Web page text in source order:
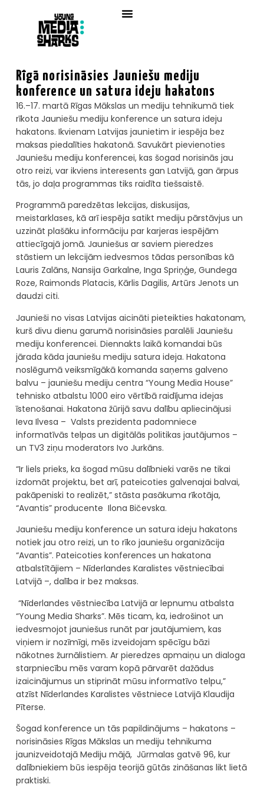
Rīgā norisināsies Jauniešu mediju
konference un satura ideju hakatons
16.–17. martā Rīgas Mākslas un mediju tehnikumā tiek
rīkota Jauniešu mediju konference un satura ideju
hakatons. Ikvienam Latvijas jaunietim ir iespēja bez
maksas piedalīties hakatonā. Savukārt pievienoties
Jauniešu mediju konferencei, kas šogad norisinās jau
otro reizi, var ikviens interesents gan Latvijā, gan ārpus
tās, jo daļa programmas tiks raidīta tiešsaistē.
Programmā paredzētas lekcijas, diskusijas,
meistarklases, kā arī iespēja satikt mediju pārstāvjus un
uzzināt plašāku informāciju par karjeras iespējām
attiecīgajā jomā. Jauniešus ar saviem pieredzes
stāstiem un lekcijām iedvesmos tādas personības kā
Lauris Zalāns, Nansija Garkalne, Inga Spriņģe, Gundega
Roze, Raimonds Platacis, Kārlis Dagilis, Artūrs Jenots un
daudzi citi.
Jaunieši no visas Latvijas aicināti pieteikties hakatonam,
kurš divu dienu garumā norisināsies paralēli Jauniešu
mediju konferencei. Diennakts laikā komandai būs
jārada kāda jauniešu mediju satura ideja. Hakatona
noslēgumā veiksmīgākā komanda saņems galveno
balvu – jauniešu mediju centra “Young Media House”
tehnisko atbalstu 1000 eiro vērtībā raidījuma idejas
īstenošanai. Hakatona žūrijā savu dalību apliecinājusi
Ieva Ilvesa – Valsts prezidenta padomniece
informatīvās telpas un digitālās politikas jautājumos –
un TV3 ziņu moderators Ivo Jurkāns.
“Ir liels prieks, ka šogad mūsu dalībnieki varēs ne tikai
izdomāt projektu, bet arī, pateicoties galvenajai balvai,
pakāpeniski to realizēt,” stāsta pasākuma rīkotāja,
“Avantis” producente Ilona Bičevska.
Jauniešu mediju konference un satura ideju hakatons
notiek jau otro reizi, un to rīko jauniešu organizācija
“Avantis”. Pateicoties konferences un hakatona
atbalstītājiem – Nīderlandes Karalistes vēstniecībai
Latvijā –, dalība ir bez maksas.
“Nīderlandes vēstniecība Latvijā ar lepnumu atbalsta
“Young Media Sharks”. Mēs ticam, ka, iedrošinot un
iedvesmojot jauniešus runāt par jautājumiem, kas
viņiem ir nozīmīgi, mēs izveidojam spēcīgu bāzi
nākotnes žurnālistiem. Ar pieredzes apmaiņu un dialoga
starpniecību mēs varam kopā pārvarēt dažādus
izaicinājumus un stiprināt mūsu informatīvo telpu,”
atzīst Nīderlandes Karalistes vēstniece Latvijā Klaudija
Pīterse.
Šogad konference un tās papildinājums – hakatons –
norisināsies Rīgas Mākslas un mediju tehnikuma
jaunizveidotajā Mediju mājā, Jūrmalas gatvē 96, kur
dalībniekiem būs iespēja teorijā gūtās zināšanas likt lietā
praktiski.